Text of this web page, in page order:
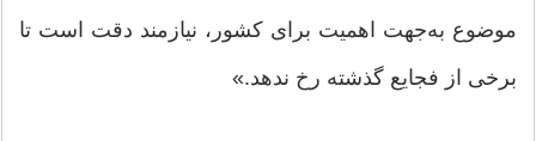
موضوع به‌جهت اهمیت برای کشور، نیازمند دقت است تا
برخی از فجایع گذشته رخ ندهد.»